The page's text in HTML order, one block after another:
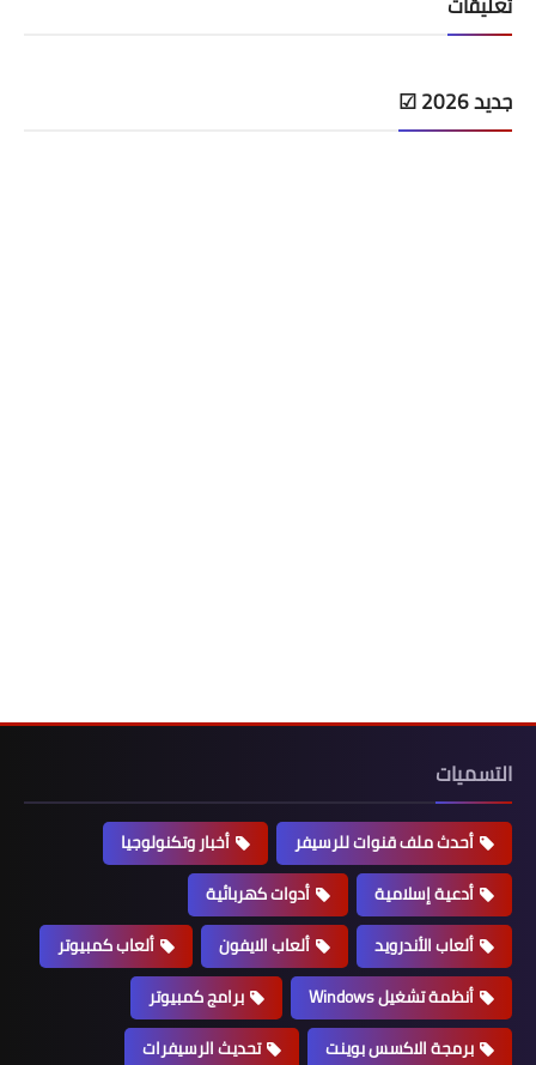
جديد 2026 ☑
التسميات
أحدث ملف قنوات للرسيفر
أخبار وتكنولوجيا
أدعية إسلامية
أدوات كهربائية
ألعاب الأندرويد
ألعاب الايفون
ألعاب كمبيوتر
أنظمة تشغيل Windows
برامج كمبيوتر
برمجة الاكسس بوينت
تحديث الرسيفرات